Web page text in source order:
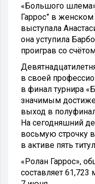
«Большого
Гаррос” в
выступала
она уступила
проиграв со
в своей
в финал турнира
значимым
выход в
На сегодняшний
восьмую строчку
в активе пять
«Ролан Гаррос»,
составляет 61,723